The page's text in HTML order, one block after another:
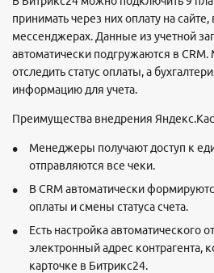
принимать через них оплату на сайте,
мессенджерах. Данные из учетной
автоматически подгружаются в
отследить статус оплаты, а
информацию для учета.
Преимущества внедрения
Менеджеры получают доступ к
отправляются все чеки.
В CRM автоматически
оплаты и смены статуса счета.
Есть настройка автоматического
электронный адрес контрагента,
карточке в Битрикс24.